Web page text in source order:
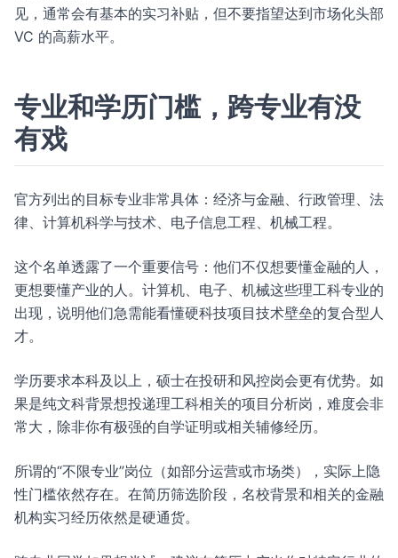
见，通常会有基本的实习补贴，但不要指望达到市场化头部
VC 的高薪水平。
专业和学历门槛，跨专业有没
有戏
官方列出的目标专业非常具体：经济与金融、行政管理、法
律、计算机科学与技术、电子信息工程、机械工程。
这个名单透露了一个重要信号：他们不仅想要懂金融的人，
更想要懂产业的人。计算机、电子、机械这些理工科专业的
出现，说明他们急需能看懂硬科技项目技术壁垒的复合型人
才。
学历要求本科及以上，硕士在投研和风控岗会更有优势。如
果是纯文科背景想投递理工科相关的项目分析岗，难度会非
常大，除非你有极强的自学证明或相关辅修经历。
所谓的“不限专业”岗位（如部分运营或市场类），实际上隐
性门槛依然存在。在简历筛选阶段，名校背景和相关的金融
机构实习经历依然是硬通货。